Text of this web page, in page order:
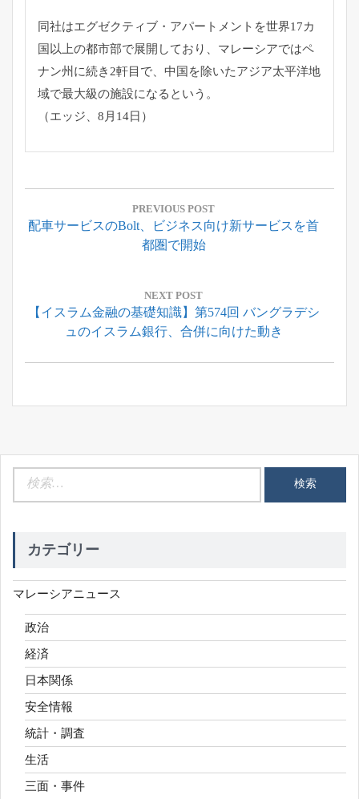
同社はエグゼクティブ・ アパートメントを世界17カ
国以上の都市部で展開しており、 マレーシアではペ
ナン州に続き2軒目で、 中国を除いたアジア太平洋地
域で最大級の施設になるという。
（エッジ、8月14日）
投
ナ
シ
ン
PREVIOUS POST
Previous
配車サービスのBolt、ビジネス向け新サービスを首
都圏で開始
NEXT POST
Next
【イスラム金融の基礎知識】第574回 バングラデシ
ュのイスラム銀行、合併に向けた動き
カテゴリー
マレーシアニュース
政治
経済
日本関係
安全情報
統計・調査
生活
三面・事件